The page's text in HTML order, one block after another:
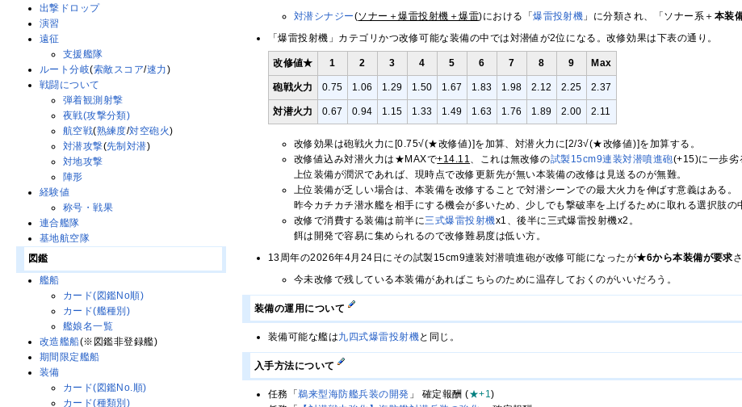
対潜シナジー(ソナー＋爆雷投射機＋爆雷)における「爆雷投射機 」に分類され、「ソナー系＋ 本装
「爆雷投射機」カテゴリかつ改修可能な装備の中では対潜値が2位になる。改修効果は下表の通り。
改修値★ 1 2 3 4 5 6 7 8 9 Max
砲戦火力 0.75 1.06 1.29 1.50 1.67 1.83 1.98 2.12 2.25 2.37
対潜火力 0.67 0.94 1.15 1.33 1.49 1.63 1.76 1.89 2.00 2.11
改修効果は砲戦火力に[0.75√(★改修値)]を加算、対潜火力に[2/3√(★改修値)]を加算する。
改修値込み対潜火力は★MAXで+14.11 、これは無改修の試製15cm9連装対潜噴進砲(+15)に一歩劣
上位装備が潤沢であれば、現時点で改修更新先が無い本装備の改修は見送るのが無難。
上位装備が乏しい場合は、本装備を改修することで対潜シーンでの最大火力を伸ばす意義はある。
昨今カチカチ潜水艦を相手にする機会が多いため、少しでも撃破率を上げるために取れる選択肢の
改修で消費する装備は前半に三式爆雷投射機x1、後半に三式爆雷投射機x2。
餌は開発で容易に集められるので改修難易度は低い方。
13周年の2026年4月24日にその試製15cm9連装対潜噴進砲が改修可能になったが★6から本装備が要求
今未改修で残している本装備があればこちらのために温存しておくのがいいだろう。
装備の運用について
装備可能な艦は九四式爆雷投射機と同じ。
入手方法について
任務「鵜来型海防艦兵装の開発 」 確定報酬 (★+1)
出撃ドロップ
演習
遠征
支援艦隊
ルート分岐(索敵スコア/速力)
戦闘について
弾着観測射撃
夜戦(攻撃分類)
航空戦(熟練度/対空砲火)
対潜攻撃(先制対潜)
対地攻撃
陣形
経験値
称号・戦果
連合艦隊
基地航空隊
図鑑
艦船
カード(図鑑No順)
カード(艦種別)
艦娘名一覧
改造艦船(※図鑑非登録艦)
期間限定艦船
装備
カード(図鑑No.順)
カード(種類別)